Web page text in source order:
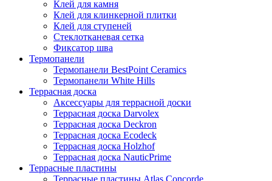
Клей для камня
Клей для клинкерной плитки
Клей для ступеней
Стеклотканевая сетка
Фиксатор шва
Термопанели
Термопанели BestPoint Ceramics
Термопанели White Hills
Террасная доска
Аксессуары для террасной доски
Террасная доска Darvolex
Террасная доска Deckron
Террасная доска Ecodeck
Террасная доска Holzhof
Террасная доска NauticPrime
Террасные пластины
Террасные пластины Atlas Concorde